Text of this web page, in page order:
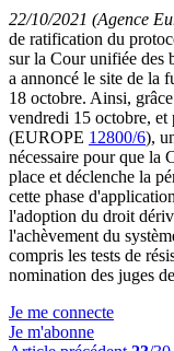
22/10/2021 (Agence
de ratification du
sur la Cour unifiée des
a annoncé le site de la
18 octobre. Ainsi,
vendredi 15 octobre, et
(EUROPE 12800/6),
nécessaire pour que la
place et déclenche la
cette phase
l'adoption du droit
l'achèvement du
compris les tests de
nomination des juges
Je me connecte
Je m'abonne